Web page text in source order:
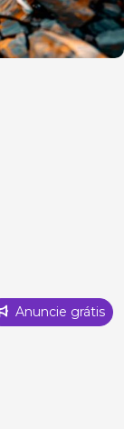
Anuncie grátis